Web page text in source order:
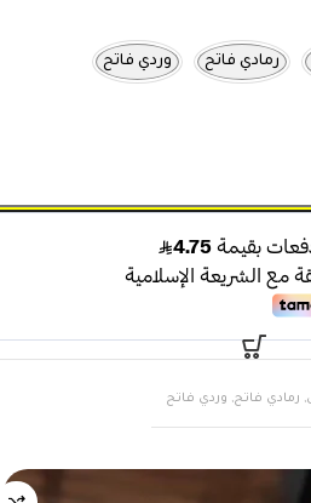
رمادي فاتح وردي فاتح
رمادي فاتح, وردي فاتح